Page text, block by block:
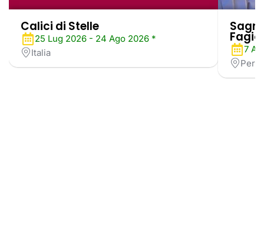
Calici di Stelle
25 Lug 2026 - 24 Ago 2026 *
Italia
7